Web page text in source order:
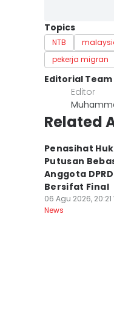
Topics
NTB
pekerja migran
Editorial Team
Editor
Related
Penasihat
Putusan
Anggota DPRD
Bersifat Final
06 Agu 2026, 20:21
News